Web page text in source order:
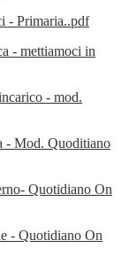
- Primaria..pdf
- mettiamoci in
- mod.
- Mod. Quoditiano
Quotidiano On
- Quotidiano On